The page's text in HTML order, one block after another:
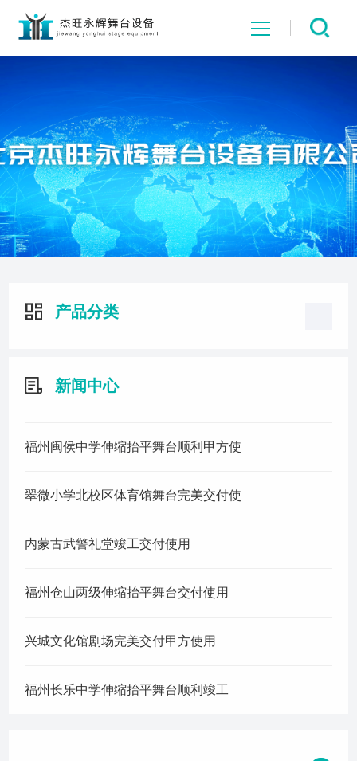
关于我们
舞台产品
工程业绩
产品分类
新闻中心
福州闽侯中学伸缩抬平舞台顺利甲方使
翠微小学北校区体育馆舞台完美交付使
内蒙古武警礼堂竣工交付使用
福州仓山两级伸缩抬平舞台交付使用
兴城文化馆剧场完美交付甲方使用
福州长乐中学伸缩抬平舞台顺利竣工